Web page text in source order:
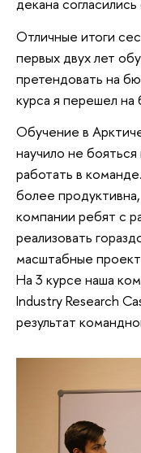
Отличные итоги
первых двух лет
претендовать на
курса я перешел
Обучение в
научило не бояться
работать в
более
компании ребят с
реализовать
масштабные
На 3 курсе наша
Industry Research
результат